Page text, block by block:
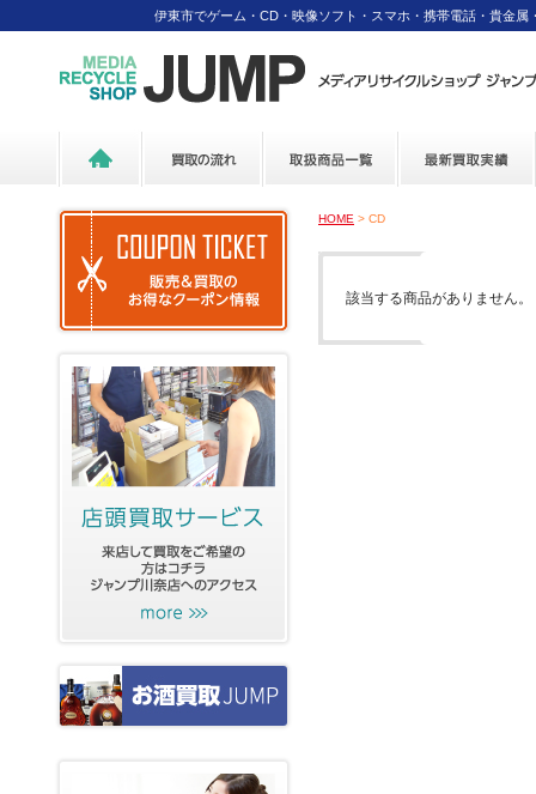
伊東市でゲーム・CD・映像ソフト・スマホ・携帯電話・貴金
HOME > CD
該当する商品がありません。